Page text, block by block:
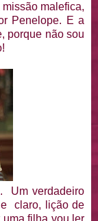
malefica,
Penelope. E a
porque não sou
Um verdadeiro
e claro, lição de
filha vou ler